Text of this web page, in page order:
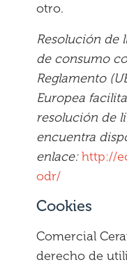
otro.
Resolución de
de consumo
Reglamento
Europea
resolución de
encuentra
enlace:http://
odr/
Cookies
Comercial
derecho de